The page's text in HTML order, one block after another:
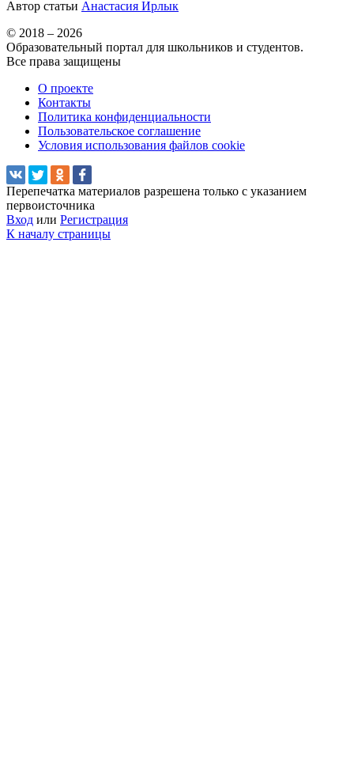
Автор статьи Анастасия Ирлык
© 2018 – 2026
Образовательный портал для школьников и студентов.
Все права защищены
О проекте
Контакты
Политика конфиденциальности
Пользовательское соглашение
Условия использования файлов cookie
Перепечатка материалов разрешена только с указанием
первоисточника
Вход или Регистрация
К началу страницы